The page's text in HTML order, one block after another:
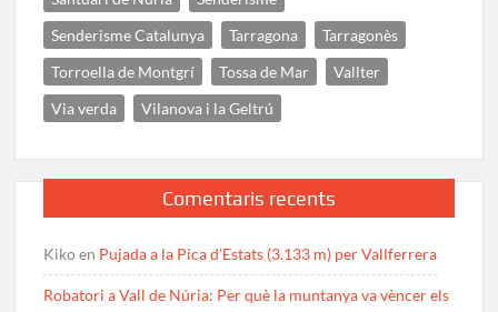
Senderisme Catalunya
Tarragona
Tarragonès
Torroella de Montgrí
Tossa de Mar
Vallter
Via verda
Vilanova i la Geltrú
Comentaris recents
Kikoen Pujada a la Pica d’Estats (3.133 m) per Vallferrera
Robatori a Vall de Núria: Per què la muntanya va vèncer els